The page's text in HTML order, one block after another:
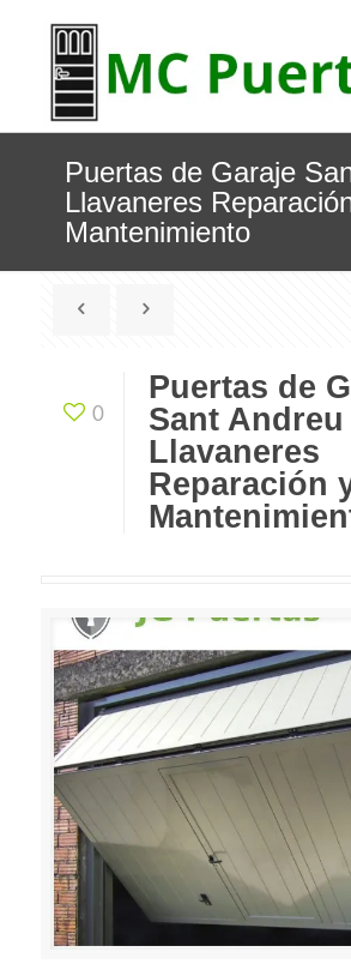
Puertas de Garaje
Llavaneres
Mantenimiento
0
Puertas de
Sant Andreu
Llavaneres
Reparación